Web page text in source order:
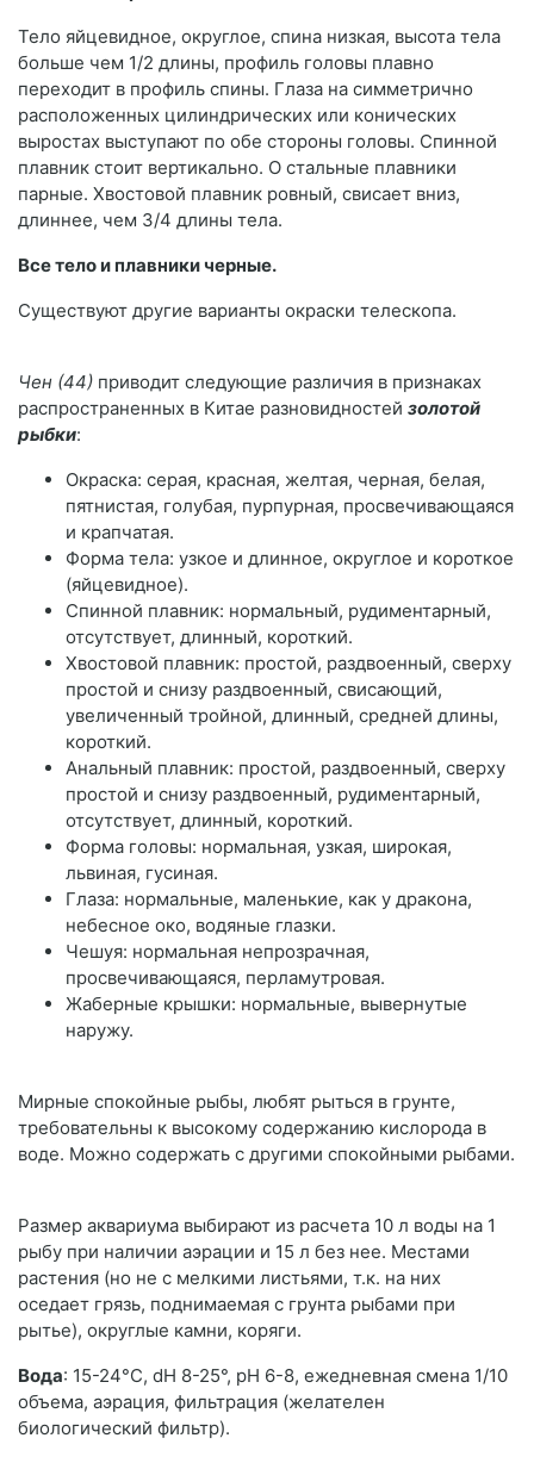
Тело яйцевидное, округлое, спина низкая, высота тела
больше чем 1/2 длины, профиль головы плавно
переходит в профиль спины. Глаза на симметрично
расположенных цилиндрических или конических
выростах выступают по обе стороны головы. Спинной
плавник стоит вертикально. О стальные плавники
парные. Хвостовой плавник ровный, свисает вниз,
длиннее, чем 3/4 длины тела.
Все тело и плавники черные.
Существуют другие варианты окраски телескопа.
Чен (44) приводит следующие различия в признаках
распространенных в Китае разновидностей золотой
рыбки:
Окраска: серая, красная, желтая, черная, белая,
пятнистая, голубая, пурпурная, просвечивающаяся
и крапчатая.
Форма тела: узкое и длинное, округлое и короткое
(яйцевидное).
Спинной плавник: нормальный, рудиментарный,
отсутствует, длинный, короткий.
Хвостовой плавник: простой, раздвоенный, сверху
простой и снизу раздвоенный, свисающий,
увеличенный тройной, длинный, средней длины,
короткий.
Анальный плавник: простой, раздвоенный, сверху
простой и снизу раздвоенный, рудиментарный,
отсутствует, длинный, короткий.
Форма головы: нормальная, узкая, широкая,
львиная, гусиная.
Глаза: нормальные, маленькие, как у дракона,
небесное око, водяные глазки.
Чешуя: нормальная непрозрачная,
просвечивающаяся, перламутровая.
Жаберные крышки: нормальные, вывернутые
наружу.
Мирные спокойные рыбы, любят рыться в грунте,
требовательны к высокому содержанию кислорода в
воде. Можно содержать с другими спокойными рыбами.
Размер аквариума выбирают из расчета 10 л воды на 1
рыбу при наличии аэрации и 15 л без нее. Местами
растения (но не с мелкими листьями, т.к. на них
оседает грязь, поднимаемая с грунта рыбами при
рытье), округлые камни, коряги.
Вода: 15-24°С, dH 8-25°, рН 6-8, ежедневная смена 1/10
объема, аэрация, фильтрация (желателен
биологический фильтр).